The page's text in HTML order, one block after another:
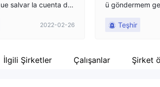
salvar la cuenta de
me lo estuvo pidie
abrir la cuenta hace
2022-02-26
ü göndermem
klardı,
ni ben yaptım.
Teşhir
İlgili Şirketler Çalışanlar Şirket